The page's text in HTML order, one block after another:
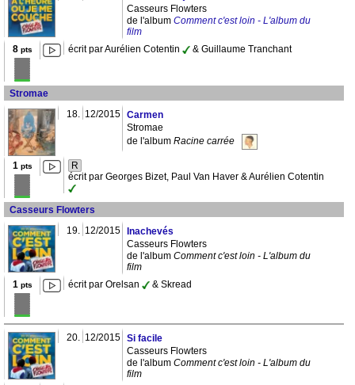
Casseurs Flowters
de l'album Comment c'est loin - L'album du
film
8pts écrit par Aurélien Cotentin & Guillaume Tranchant
Stromae
18. 12/2015 Carmen
Stromae
de l'album Racine carrée
1 pts
R
écrit par Georges Bizet, Paul Van Haver & Aurélien Cotentin
Casseurs Flowters
19. 12/2015
Inachevés
Casseurs Flowters
de l'album Comment c'est loin - L'album du
film
1 pts écrit par Orelsan & Skread
20. 12/2015 Si facile
Casseurs Flowters
de l'album Comment c'est loin - L'album du
film